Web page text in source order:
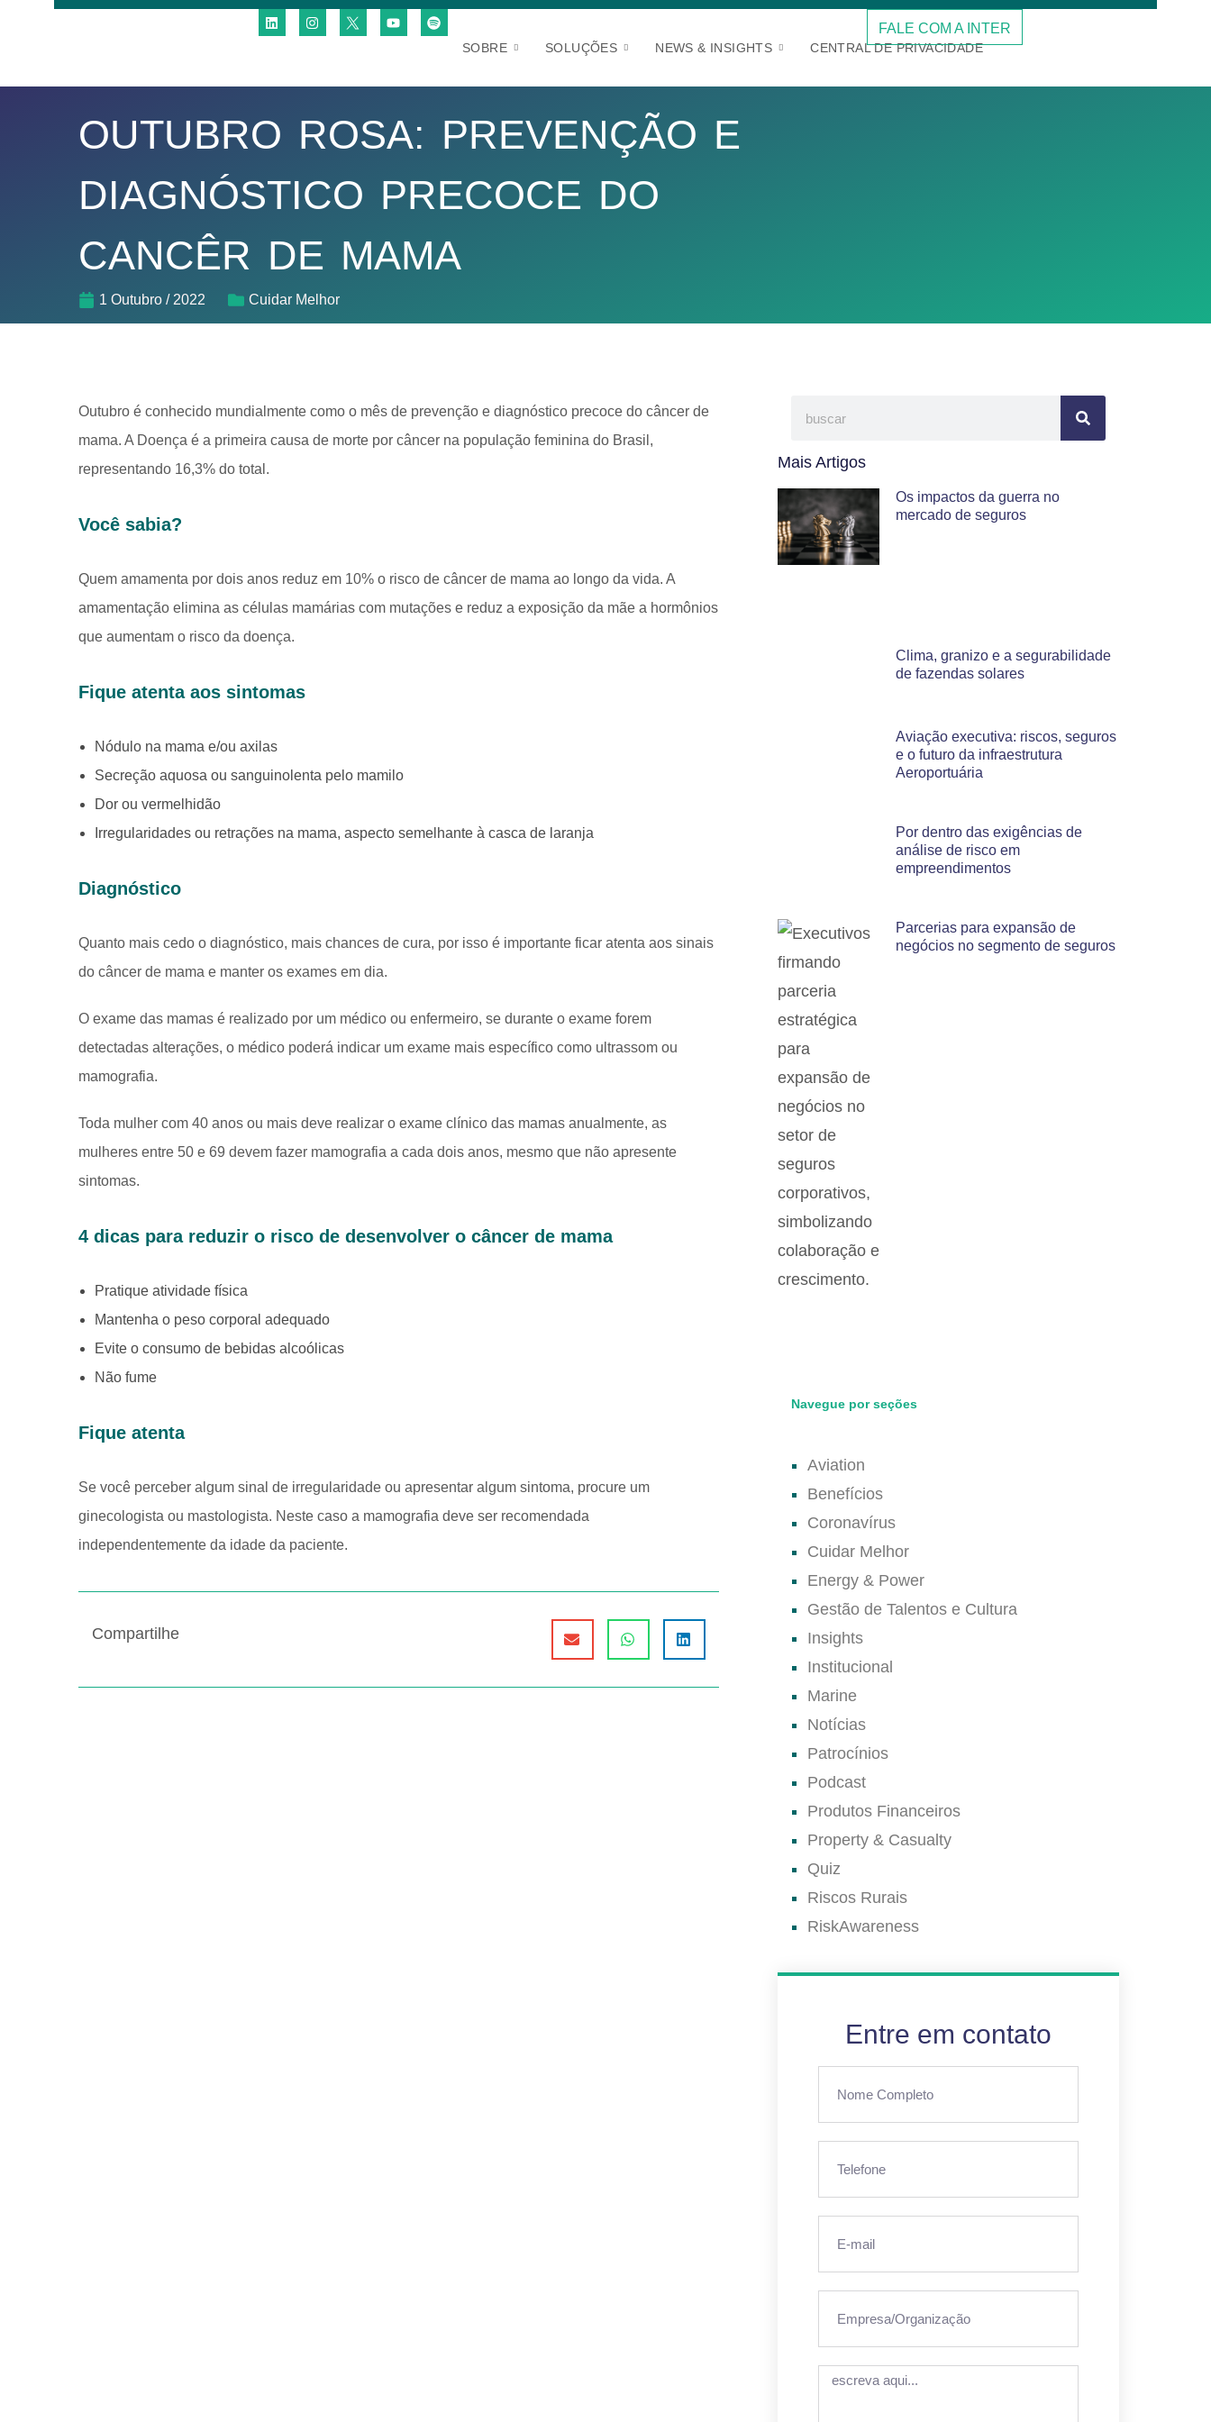
SOBRE SOLUÇÕES NEWS & INSIGHTS CENTRAL DE PRIVACIDADE
FALE COM A INTER
OUTUBRO ROSA: PREVENÇÃO E
DIAGNÓSTICO PRECOCE DO
CANCÊR DE MAMA
1 Outubro / 2022 Cuidar Melhor
Outubro é conhecido mundialmente como o mês de prevenção e diagnóstico precoce do câncer de
mama. A Doença é a primeira causa de morte por câncer na população feminina do Brasil,
representando 16,3% do total.
Você sabia?
Quem amamenta por dois anos reduz em 10% o risco de câncer de mama ao longo da vida. A
amamentação elimina as células mamárias com mutações e reduz a exposição da mãe a hormônios
que aumentam o risco da doença.
Fique atenta aos sintomas
Nódulo na mama e/ou axilas
Secreção aquosa ou sanguinolenta pelo mamilo
Dor ou vermelhidão
Irregularidades ou retrações na mama, aspecto semelhante à casca de laranja
Diagnóstico
Quanto mais cedo o diagnóstico, mais chances de cura, por isso é importante ficar atenta aos sinais
do câncer de mama e manter os exames em dia.
O exame das mamas é realizado por um médico ou enfermeiro, se durante o exame forem
detectadas alterações, o médico poderá indicar um exame mais específico como ultrassom ou
mamografia.
Toda mulher com 40 anos ou mais deve realizar o exame clínico das mamas anualmente, as
mulheres entre 50 e 69 devem fazer mamografia a cada dois anos, mesmo que não apresente
sintomas.
4 dicas para reduzir o risco de desenvolver o câncer de mama
Pratique atividade física
Mantenha o peso corporal adequado
Evite o consumo de bebidas alcoólicas
Não fume
Fique atenta
Se você perceber algum sinal de irregularidade ou apresentar algum sintoma, procure um
ginecologista ou mastologista. Neste caso a mamografia deve ser recomendada
independentemente da idade da paciente.
Compartilhe
Mais Artigos
Os impactos da guerra no
mercado de seguros
Clima, granizo e a segurabilidade
de fazendas solares
Aviação executiva: riscos, seguros
e o futuro da infraestrutura
Aeroportuária
Por dentro das exigências de
análise de risco em
empreendimentos
Parcerias para expansão de
negócios no segmento de seguros
Navegue por seções
Aviation
Benefícios
Coronavírus
Cuidar Melhor
Energy & Power
Gestão de Talentos e Cultura
Insights
Institucional
Marine
Notícias
Patrocínios
Podcast
Produtos Financeiros
Property & Casualty
Quiz
Riscos Rurais
RiskAwareness
Entre em contato